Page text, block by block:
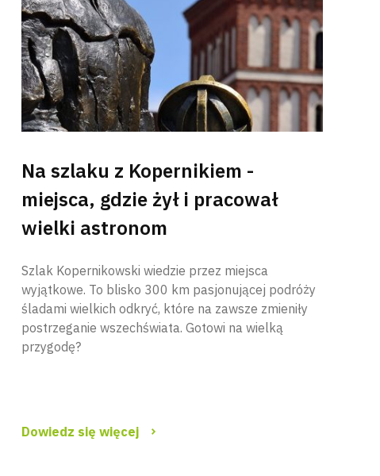
Na szlaku z Kopernikiem -
miejsca, gdzie żył i pracował
wielki astronom
Szlak Kopernikowski wiedzie przez miejsca
wyjątkowe. To blisko 300 km pasjonującej podróży
śladami wielkich odkryć, które na zawsze zmieniły
postrzeganie wszechświata. Gotowi na wielką
przygodę?
Dowiedz się więcej